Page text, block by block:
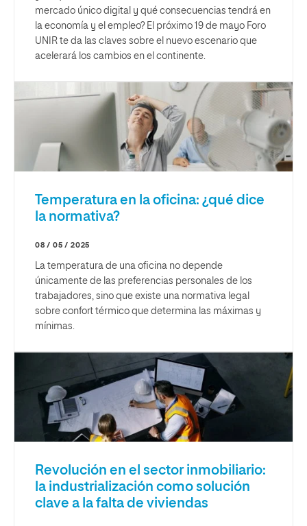
mercado único digital y qué consecuencias tendrá en
la economía y el empleo? El próximo 19 de mayo Foro
UNIR te da las claves sobre el nuevo escenario que
acelerará los cambios en el continente.
Temperatura en la oficina: ¿qué dice
la normativa?
08 / 05 / 2025
La temperatura de una oficina no depende
únicamente de las preferencias personales de los
trabajadores, sino que existe una normativa legal
sobre confort térmico que determina las máximas y
mínimas.
Revolución en el sector inmobiliario:
la industrialización como solución
clave a la falta de viviendas